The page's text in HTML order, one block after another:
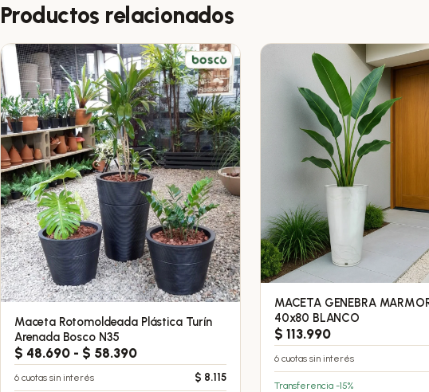
Productos relacionados
Maceta Rotomoldeada Plástica Turín
Arenada Bosco N35
$ 48.690 - $ 58.390Rango
de
6 cuotas sin interés $ 8.115
Este
producto
tiene
múltiples
MACETA GENEBRA
40x80 BLANCO
$ 113.990
6 cuotas sin interés
Transferencia -15%